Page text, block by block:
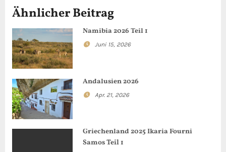
t
r
a
g
s
n
a
Ähnlicher Beitrag
Namibia 2026 Teil 1
Juni 15, 2026
Andalusien 2026
Apr. 21, 2026
Griechenland 2025 Ikaria Fourni
Samos Teil 1